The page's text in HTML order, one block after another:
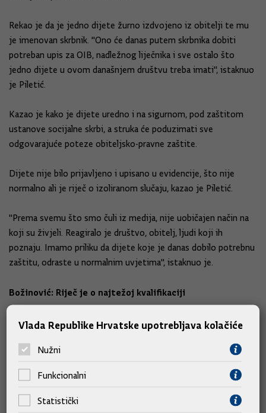
Rekao je da je jedno dijete žurno izdvojeno iz obitelji te mu
je imenovan skrbnik. "Ono će danas putem skrbnika dobiti
potreban upis za OIB, nadležnog liječnika i sve ostalo što
jedno dijete u ovom današnjem društvu treba imati", istaknuo
je Piletić.
Kazao je kako je dijete uredno i na sigurnom, pod zaštitom
ustanove socijalne skrbi, a struka će poduzimati sve
odgovarajuće poteze obiteljsko-pravne zaštite.
Dijete nije bilo prijavljeno i upisano u evidencije, što nije
normalno ali je riječ o izoliranom slučaju, kazao je Piletić.
"Prema svemu što smo čuli iz medija, nije uobičajen način na
koji su živjeli. Reagiralo je društvo, obitelj, ljudi koji ih
poznaju. Imamo priliku da dijete koje je danas dobilo potrebnu
zaštitu, odraste u normalnim uvjetima", istaknuo je.
Božinović: Riječ je o najtežoj kvalifikaciji
Potpredsjednik Vlade i ministar unutarnjih poslova Davor
bliskih krugova o tome da se nešto u toj obitelji čudno
događa.
Upitan je li riječ o širim članovima obitelji, kazao je kako je
Vlada Republike Hrvatske upotrebljava kolačiće
Nužni
Funkcionalni
Statistički